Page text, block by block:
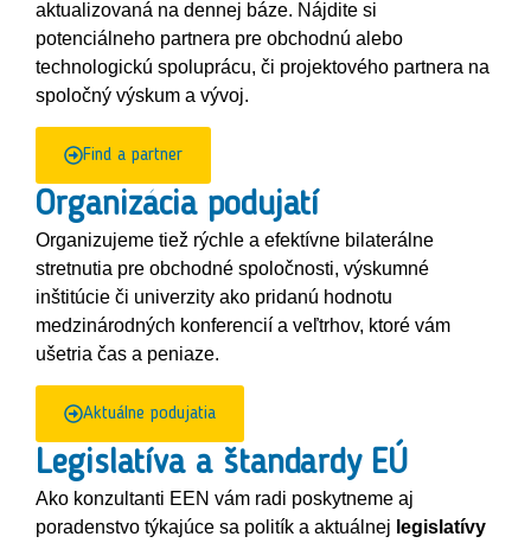
aktualizovaná na dennej báze. Nájdite si
potenciálneho partnera pre obchodnú alebo
technologickú spoluprácu, či projektového partnera na
spoločný výskum a vývoj.
Find a partner
Organizácia podujatí
Organizujeme tiež rýchle a efektívne bilaterálne
stretnutia pre obchodné spoločnosti, výskumné
inštitúcie či univerzity ako pridanú hodnotu
medzinárodných konferencií a veľtrhov, ktoré vám
ušetria čas a peniaze.
Aktuálne podujatia
Legislatíva a štandardy EÚ
Ako konzultanti EEN vám radi poskytneme aj
poradenstvo týkajúce sa politík a aktuálnej legislatívy